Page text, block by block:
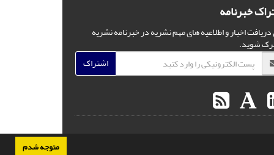
متوجه شدم
خبرنامه
دریافت اخبار و اطلاعیه های مهم نشریه در خبرنامه نشریه
شوید.
اشتراک